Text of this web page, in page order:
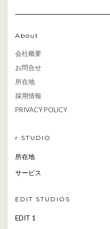
About
会社概要
お問合せ
所在地
採用情報
PRIVACY POLICY
r STUDIO
所在地
サービス
EDIT STUDIOS
EDIT 1